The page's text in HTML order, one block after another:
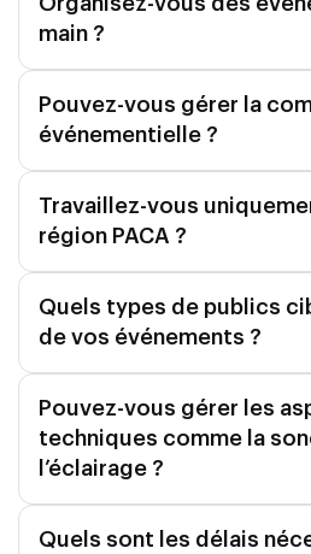
main ?
Pouvez-vous gérer la
événementielle ?
Travaillez-vous
région PACA ?
Quels types de publics
de vos événements ?
Pouvez-vous gérer les
techniques comme la
l’éclairage ?
Quels sont les délais